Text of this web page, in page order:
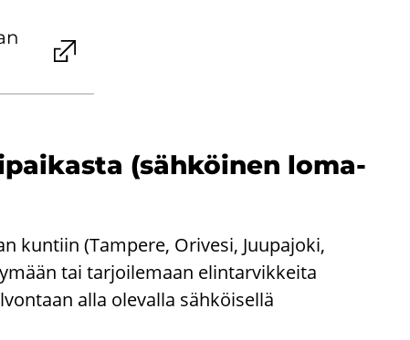
(säh­köi­nen lo­ma­
kuntiin (Tampere, Orivesi, Juupajoki,
tai tarjoilemaan elintarvikkeita
alla olevalla sähköisellä